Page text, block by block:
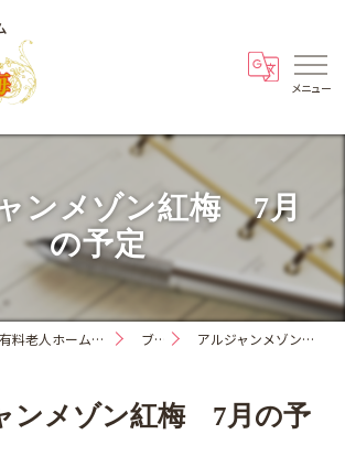
ンメゾン紅梅 7月
の予定
八王子の介護付有料老人ホーム・アルジャンメゾン紅梅 ブログ アルジャンメゾン紅梅 7月の予定
ンメゾン紅梅 7月の予